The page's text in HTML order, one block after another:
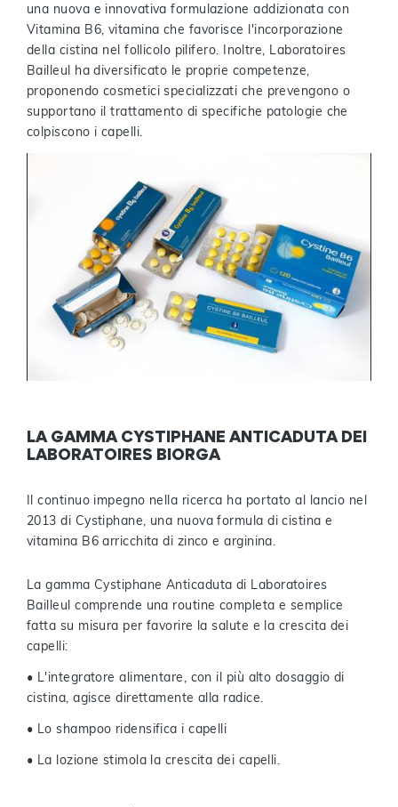
una nuova e innovativa formulazione addizionata con
Vitamina B6, vitamina che favorisce l'incorporazione
della cistina nel follicolo pilifero. Inoltre, Laboratoires
Bailleul ha diversificato le proprie competenze,
proponendo cosmetici specializzati che prevengono o
supportano il trattamento di specifiche patologie che
colpiscono i capelli.
LA GAMMA CYSTIPHANE ANTICADUTA DEI
LABORATOIRES BIORGA
Il continuo impegno nella ricerca ha portato al lancio nel
2013 di Cystiphane, una nuova formula di cistina e
vitamina B6 arricchita di zinco e arginina.
La gamma Cystiphane Anticaduta di Laboratoires
Bailleul comprende una routine completa e semplice
fatta su misura per favorire la salute e la crescita dei
capelli:
• L'integratore alimentare, con il più alto dosaggio di
cistina, agisce direttamente alla radice.
• Lo shampoo ridensifica i capelli
• La lozione stimola la crescita dei capelli.